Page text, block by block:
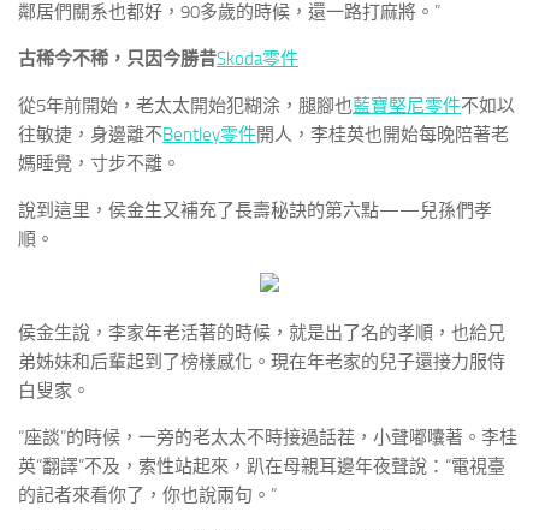
鄰居們關系也都好，90多歲的時候，還一路打麻將。”
古稀今不稀，只因今勝昔Skoda零件
從5年前開始，老太太開始犯糊涂，腿腳也藍寶堅尼零件不如以
往敏捷，身邊離不Bentley零件開人，李桂英也開始每晚陪著老
媽睡覺，寸步不離。
說到這里，侯金生又補充了長壽秘訣的第六點——兒孫們孝
順。
侯金生說，李家年老活著的時候，就是出了名的孝順，也給兄
弟姊妹和后輩起到了榜樣感化。現在年老家的兒子還接力服侍
白叟家。
“座談”的時候，一旁的老太太不時接過話茬，小聲嘟囔著。李桂
英“翻譯”不及，索性站起來，趴在母親耳邊年夜聲說：“電視臺
的記者來看你了，你也說兩句。”